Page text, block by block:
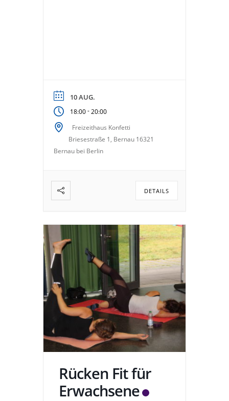
10 AUG.
18:00-20:00
Freizeithaus Konfetti
Briesestraße 1, Bernau 16321
Bernau bei Berlin
DETAILS
Rücken Fit für
Erwachsene